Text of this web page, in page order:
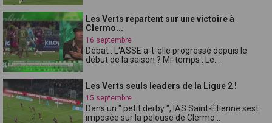
Les Verts repartent sur une victoire à
Clermo...
16 septembre
Débat : L'ASSE a-t-elle progressé depuis le
début de la saison ? Mi-temps : Le...
Les Verts seuls leaders de la Ligue 2 !
15 septembre
Dans un " petit derby ", lAS Saint-Étienne sest
imposée sur la pelouse de Clermo...